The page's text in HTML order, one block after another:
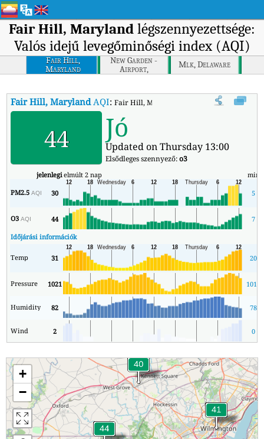
Fair Hill, Maryland légszennyezettsége:
Valós idejű levegőminőségi index (AQI)
Fair Hill,
Maryland
New Garden -
Airport,
Pennsylvania
Mlk, Delaware
Fair Hill, MarylandAQI:Fair Hill, Maryland valós idejű
44 Jó
Updated on Thursday 13:00
Elsődleges szennyező:o3
jelenlegielmúlt 2 nap min
PM2.5AQI 30 5
O3AQI 44
7
Időjárási információk
Temp 31 20
Pressure 1021 1019
Humidity 82 78
Wind 2 0
+
−